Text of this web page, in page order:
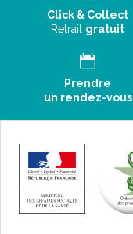
Click & Collect
Retrait gratuit
Prendre
un rendez-vous